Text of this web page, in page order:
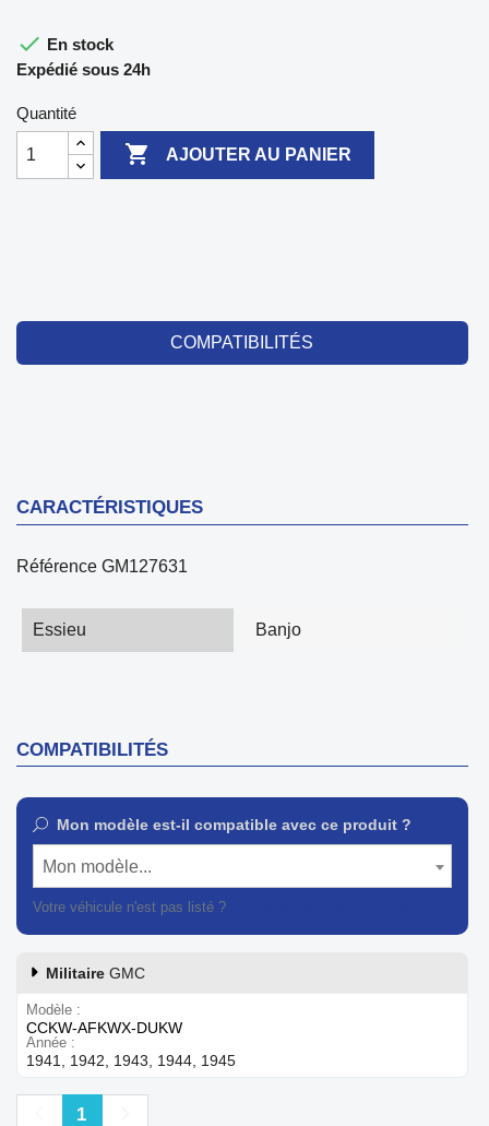
 En stock
Expédié sous 24h
Quantité
 AJOUTER AU PANIER
COMPATIBILITÉS
CARACTÉRISTIQUES
Référence GM127631
Essieu Banjo
COMPATIBILITÉS
Mon modèle est-il compatible avec ce produit ?
Mon modèle...
Votre véhicule n'est pas listé ?
Militaire GMC
Modèle
CCKW-AFKWX-DUKW
Année
1941, 1942, 1943, 1944, 1945
Précédent
1